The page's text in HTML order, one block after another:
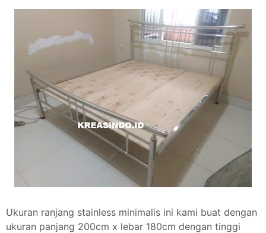
Ukuran ranjang stainless minimalis ini kami buat dengan
ukuran panjang 200cm x lebar 180cm dengan tinggi